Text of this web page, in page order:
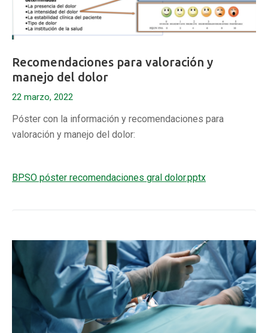
Recomendaciones para valoración y
manejo del dolor
22 marzo, 2022
Póster con la información y recomendaciones para
valoración y manejo del dolor:
BPSO póster recomendaciones gral dolor.pptx